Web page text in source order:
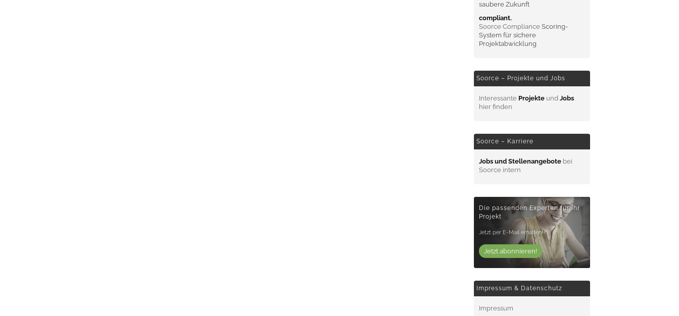
saubere Zukunft
compliant.
Soorce ComplianceScoring-
System für sichere
Projektabwicklung
Soorce – Projekte und Jobs
Interessante Projekteund Jobs
hier finden
Soorce – Karriere
Jobs und Stellenangebote bei
Soorce intern
Die passenden Experten für Ihr
Projekt
Jetzt per E-Mail erhalten!
Jetzt abonnieren!
Impressum & Datenschutz
Impressum